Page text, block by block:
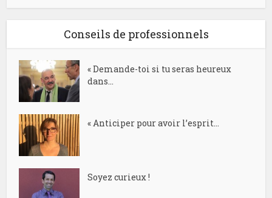
Conseils de professionnels
« Demande-toi si tu seras heureux
dans...
« Anticiper pour avoir l’esprit...
Soyez curieux !